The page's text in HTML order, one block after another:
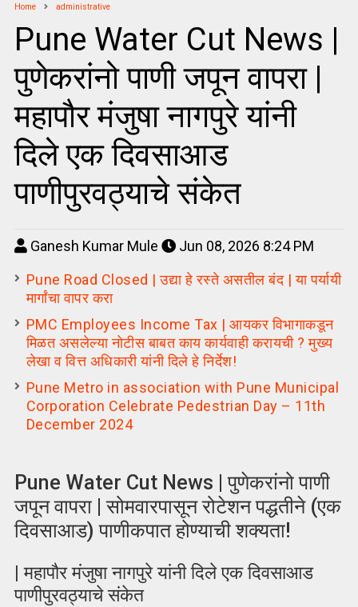
Home administrative
Pune Water Cut News |
पुणेकरांनो पाणी जपून वापरा |
महापौर मंजुषा नागपुरे यांनी
दिले एक दिवसाआड
पाणीपुरवठ्याचे संकेत
Ganesh Kumar Mule
Jun 08, 2026 8:24 PM
Pune Road Closed | उद्या हे रस्ते असतील बंद | या पर्यायी
मार्गांचा वापर करा
PMC Employees Income Tax | आयकर विभागाकडून
मिळत असलेल्या नोटीस बाबत काय कार्यवाही करायची ? मुख्य
लेखा व वित्त अधिकारी यांनी दिले हे निर्देश!
Pune Metro in association with Pune Municipal
Corporation Celebrate Pedestrian Day – 11th
December 2024
Pune Water Cut News | पुणेकरांनो पाणी
जपून वापरा | सोमवारपासून रोटेशन पद्धतीने (एक
दिवसाआड) पाणीकपात होण्याची शक्यता!
| महापौर मंजुषा नागपुरे यांनी दिले एक दिवसाआड
पाणीपुरवठ्याचे संकेत